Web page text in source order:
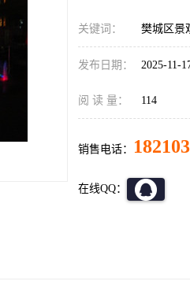
关键词： 樊城区景
发布日期： 2025-11-
阅 读 量： 114
销售电话：
在线QQ：